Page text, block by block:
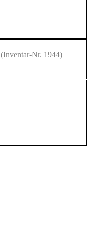
(Inventar-Nr. 1944)